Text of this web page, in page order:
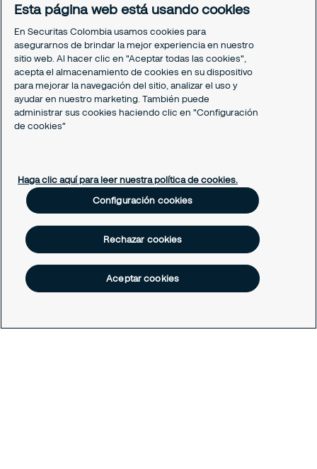
Sobre Securitas Colombia
Sobre nosotros
¿Quieres ser proveedor de Securitas?
Prensa y comunicaciones
Sostenibilidad
Nuestro Gobierno Corporativo
My Learning Securitas
Periódico Securitízate
Un café con Securitas
Legal
Nuestras políticas
Política de Cookies
Configuración cookies
Esta página web está usando cookies
En Securitas Colombia usamos cookies para
asegurarnos de brindar la mejor experiencia en nuestro
sitio web. Al hacer clic en "Aceptar todas las cookies",
acepta el almacenamiento de cookies en su dispositivo
para mejorar la navegación del sitio, analizar el uso y
ayudar en nuestro marketing. También puede
administrar sus cookies haciendo clic en "Configuración
de cookies"
Haga clic aquí para leer nuestra política de cookies.
Configuración cookies
Rechazar cookies
Aceptar cookies